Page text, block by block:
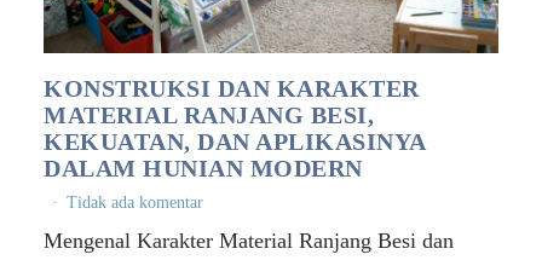
KONSTRUKSI DAN KARAKTER
MATERIAL RANJANG BESI,
KEKUATAN, DAN APLIKASINYA
DALAM HUNIAN MODERN
Tidak ada komentar
Mengenal Karakter Material Ranjang Besi dan